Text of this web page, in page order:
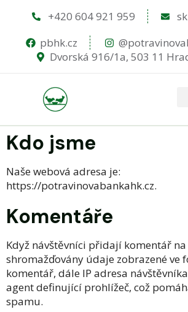
+420 604 921 959
pbhk.cz
Dvorská 916/1a, 503 11
Kdo jsme
Naše webová adresa je:
https://potravinovabankahk.cz.
Komentáře
Když návštěvníci přidají komentář
shromažďovány údaje zobrazené ve
komentář, dále IP adresa
agent definující prohlížeč, což
spamu.